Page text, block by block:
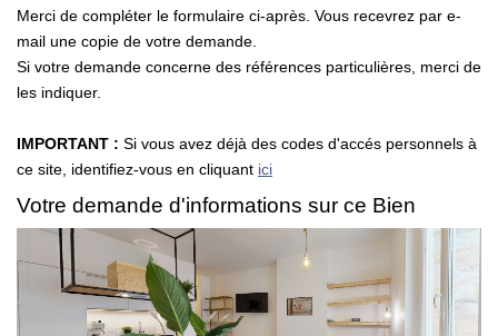
Syndic
Gestion Locative
Estimation
Merci de compléter le formulaire ci-après. Vous recevrez par e-
mail une copie de votre demande.
Si votre demande concerne des références particulières, merci de
les indiquer.
IMPORTANT : Si vous avez déjà des codes d'accés personnels à
ce site, identifiez-vous en cliquant ici
Votre demande d'informations sur ce Bien